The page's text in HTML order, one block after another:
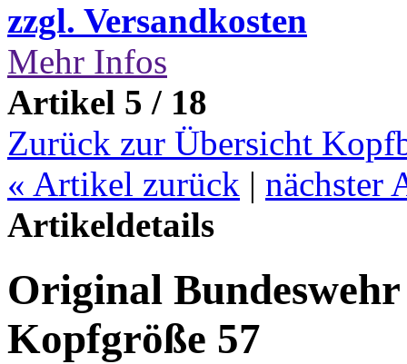
zzgl. Versandkosten
Mehr Infos
Artikel 5 / 18
Zurück zur Übersicht
« Artikel zurück | nächster
Artikeldetails
Original
Kopfgröße 57